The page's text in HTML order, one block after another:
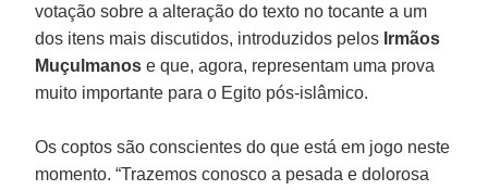
votação sobre a alteração do texto no tocante a um
dos itens mais discutidos, introduzidos pelos Irmãos
Muçulmanos e que, agora, representam uma prova
muito importante para o Egito pós-islâmico.
Os coptos são conscientes do que está em jogo neste
momento. “Trazemos conosco a pesada e dolorosa